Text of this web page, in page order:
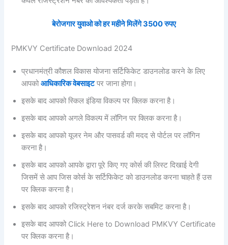
बेरोजगार युवाओ को हर महीने मिलेंगे 3500 रुपए
PMKVY Certificate Download 2024
प्रधानमंत्री कौशल विकास योजना सर्टिफिकेट डाउनलोड करने के लिए
आपकोआधिकारिक वेबसाइट पर जाना होगा।
इसके बाद आपको स्किल इंडिया विकल्प पर क्लिक करना है।
इसके बाद आपको अगले विकल्प में लॉगिन पर क्लिक करना है।
इसके बाद आपको यूजर नेम और पासवर्ड की मदद से पोर्टल पर लॉगिन
करना है।
इसके बाद आपको आपके द्वारा पूरे किए गए कोर्स की लिस्ट दिखाई देगी
जिसमें से आप जिस कोर्स के सर्टिफिकेट को डाउनलोड करना चाहते हैं उस
पर क्लिक करना है।
इसके बाद आपको रजिस्ट्रेशन नंबर दर्ज करके सबमिट करना है।
इसके बाद आपको Click Here to Download PMKVY Certificate
पर क्लिक करना है।